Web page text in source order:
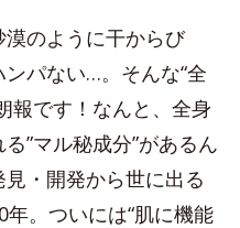
のように干からび
パない…。そんな“全
報です！なんと、全身
”マル秘成分”があるん
・開発から世に出る
。ついには“肌に機能